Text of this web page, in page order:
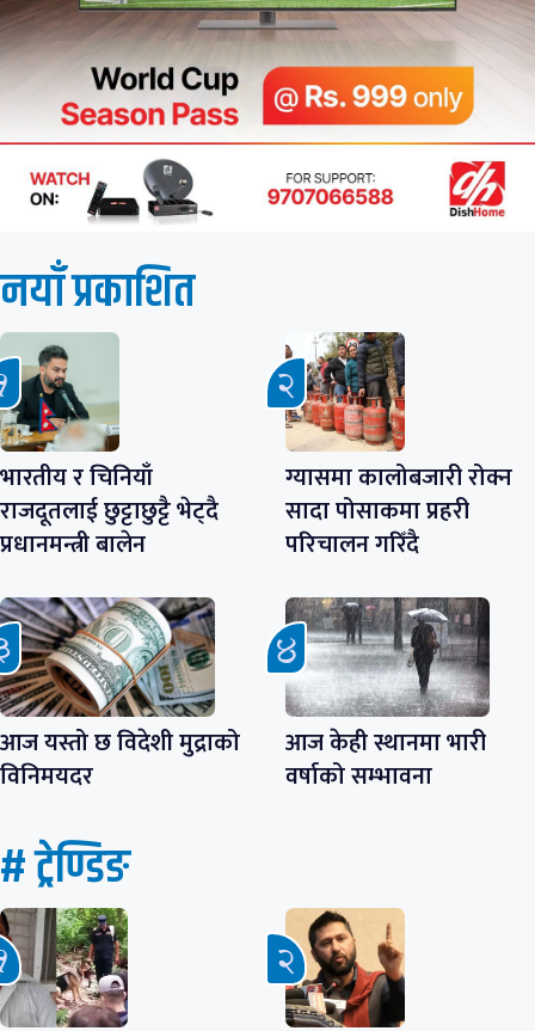
नयाँ प्रकाशित
भारतीय र चिनियाँ
राजदूतलाई छुट्टाछुट्टै भेट्दै
प्रधानमन्त्री बालेन
ग्यासमा कालोबजारी रोक्न
सादा पोसाकमा प्रहरी
परिचालन गरिँदै
आज यस्तो छ विदेशी मुद्राको
विनिमयदर
आज केही स्थानमा भारी
वर्षाको सम्भावना
# ट्रेण्डिङ